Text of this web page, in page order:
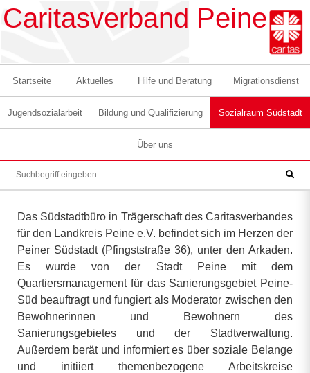
Caritasverband Peine
Startseite Aktuelles Hilfe und Beratung Migrationsdienst
Jugendsozialarbeit Bildung und Qualifizierung Sozialraum Südstadt
Über uns
Das Südstadtbüro in Trägerschaft des Caritasverbandes
für den Landkreis Peine e.V. befindet sich im Herzen der
Peiner Südstadt (Pfingststraße 36), unter den Arkaden.
Es wurdevon der Stadt Peinemit dem
Quartiersmanagement für das Sanierungsgebiet Peine-
Süd beauftragt und fungiert als Moderator zwischen den
Bewohnerinnen und Bewohnern des
Sanierungsgebietes und der Stadtverwaltung.
Außerdem berät und informiert es über soziale Belange
und initiiert themenbezogene Arbeitskreise